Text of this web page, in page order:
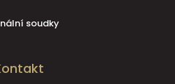
soudky